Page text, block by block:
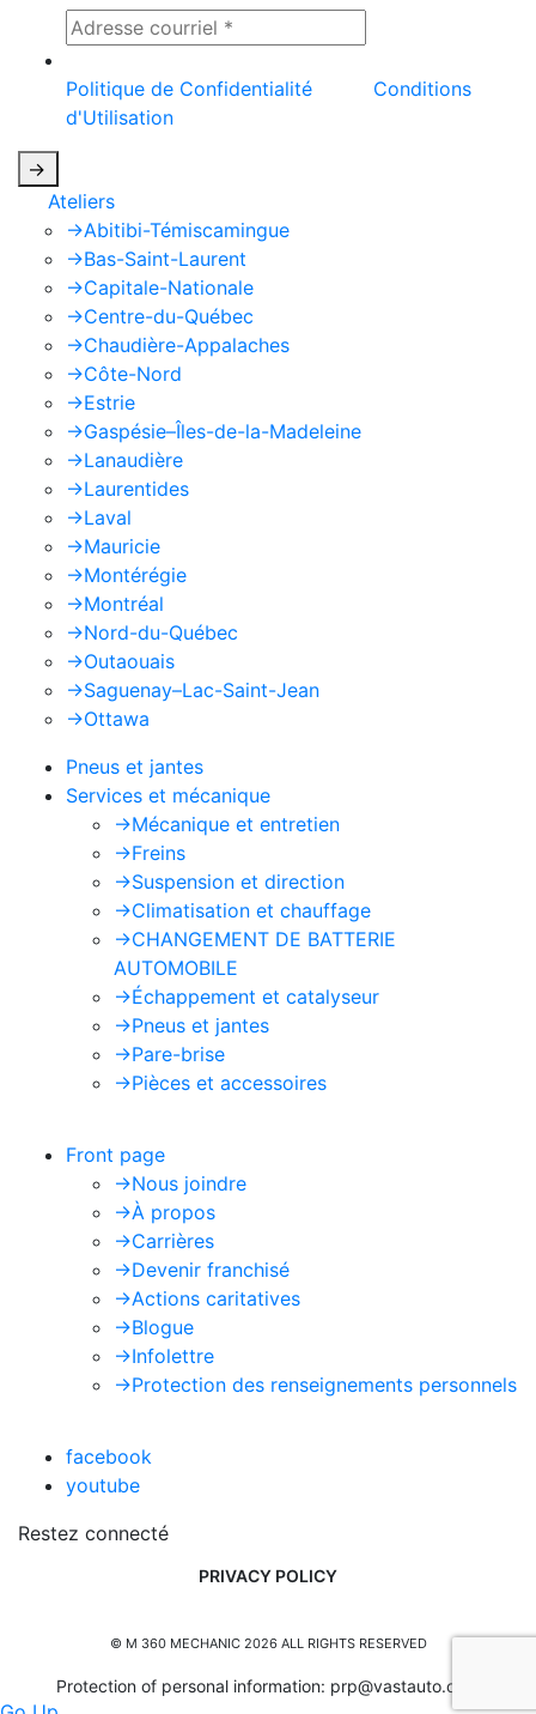
Politique de Confidentialité
Conditions
d'Utilisation
->
Ateliers
->Abitibi-Témiscamingue
->Bas-Saint-Laurent
->Capitale-Nationale
->Centre-du-Québec
->Chaudière-Appalaches
->Côte-Nord
->Estrie
->Gaspésie–Îles-de-la-Madeleine
->Lanaudière
->Laurentides
->Laval
->Mauricie
->Montérégie
->Montréal
->Nord-du-Québec
->Outaouais
->Saguenay–Lac-Saint-Jean
->Ottawa
Pneus et jantes
Services et mécanique
->Mécanique et entretien
->Freins
->Suspension et direction
->Climatisation et chauffage
->CHANGEMENT DE BATTERIE
AUTOMOBILE
->Échappement et catalyseur
->Pneus et jantes
->Pare-brise
->Pièces et accessoires
Front page
->Nous joindre
->À propos
->Carrières
->Devenir franchisé
->Actions caritatives
->Blogue
->Infolettre
->Protection des renseignements personnels
facebook
youtube
Restez connecté
PRIVACY POLICY
© M 360 MECHANIC 2026 ALL RIGHTS RESERVED
Protection of personal information: prp@vastauto.com